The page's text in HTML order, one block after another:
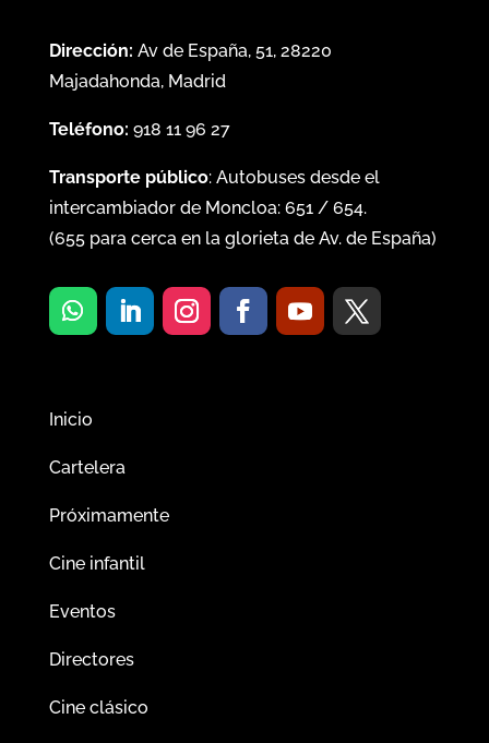
Dirección: Av de España, 51, 28220
Majadahonda, Madrid
Teléfono: 918 11 96 27
Transporte público: Autobuses desde el
intercambiador de Moncloa: 651/ 654.
(655para cerca en la glorieta de Av. de España)
Inicio
Cartelera
Próximamente
Cine infantil
Eventos
Directores
Cine clásico